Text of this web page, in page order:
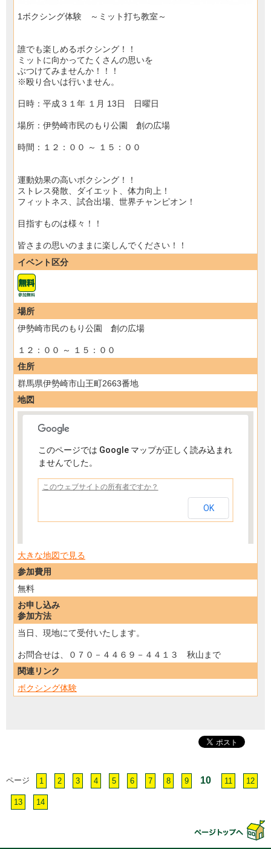
1ボクシング体験 ～ミット打ち教室～
誰でも楽しめるボクシング！！
ミットに向かってたくさんの思いを
ぶつけてみませんか！！！
※殴り合いは行いません。
日時：平成３１年 １月 13日 日曜日
場所：伊勢崎市民のもり公園 創の広場
時間：１２：００ ～ １５：００
運動効果の高いボクシング！！
ストレス発散、ダイエット、体力向上！
フィットネス、試合出場、世界チャンピオン！
目指すものは様々！！
皆さまの思いのままに楽しんでください！！
イベント区分
場所
伊勢崎市民のもり公園 創の広場
１２：００ ～ １５：００
住所
群馬県伊勢崎市山王町2663番地
地図
ボクシング体験 ～ミット打ち教室～
このページでは Google マップが正しく読み込まれ
ませんでした。
このウェブサイトの所有者ですか？
OK
大きな地図で見る
参加費用
無料
お申し込み
参加方法
当日、現地にて受付いたします。
お問合せは、０７０－４４６９－４４１３ 秋山まで
関連リンク
ボクシング体験
ページ 1 2 3 4 5 6 7 8 9 10 11 12
13 14